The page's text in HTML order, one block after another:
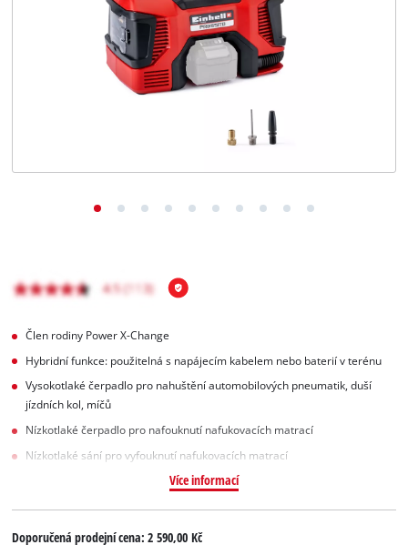
Člen rodiny Power X-Change
Hybridní funkce: použitelná s napájecím kabelem nebo baterií v terénu
Vysokotlaké čerpadlo pro nahuštění automobilových pneumatik, duší
jízdních kol, míčů
Nízkotlaké čerpadlo pro nafouknutí nafukovacích matrací
Nízkotlaké sání pro vyfouknutí nafukovacích matrací
Více informací
Doporučená prodejní cena:2 590,00 Kč